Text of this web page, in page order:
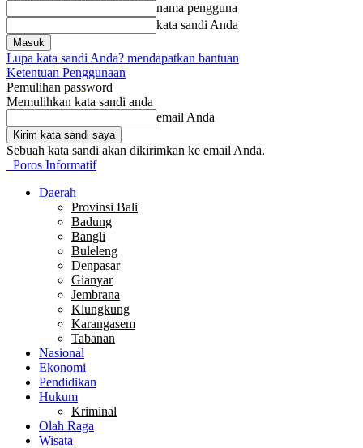
nama pengguna
kata sandi Anda
Lupa kata sandi Anda? mendapatkan bantuan
Ketentuan Penggunaan
Pemulihan password
Memulihkan kata sandi anda
email Anda
Sebuah kata sandi akan dikirimkan ke email Anda.
Poros Informatif
Daerah
Provinsi Bali
Badung
Bangli
Buleleng
Denpasar
Gianyar
Jembrana
Klungkung
Karangasem
Tabanan
Nasional
Ekonomi
Pendidikan
Hukum
Kriminal
Olah Raga
Wisata